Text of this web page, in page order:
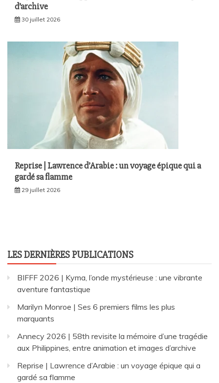
d’archive
30 juillet 2026
Reprise | Lawrence d’Arabie : un voyage épique qui a
gardé sa flamme
29 juillet 2026
LES DERNIÈRES PUBLICATIONS
BIFFF 2026 | Kyma, l’onde mystérieuse : une vibrante
aventure fantastique
Marilyn Monroe | Ses 6 premiers films les plus
marquants
Annecy 2026 | 58th revisite la mémoire d’une tragédie
aux Philippines, entre animation et images d’archive
Reprise | Lawrence d’Arabie : un voyage épique qui a
gardé sa flamme